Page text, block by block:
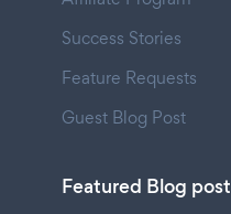
Success Stories
Feature Requests
Guest Blog Post
Featured Blog post